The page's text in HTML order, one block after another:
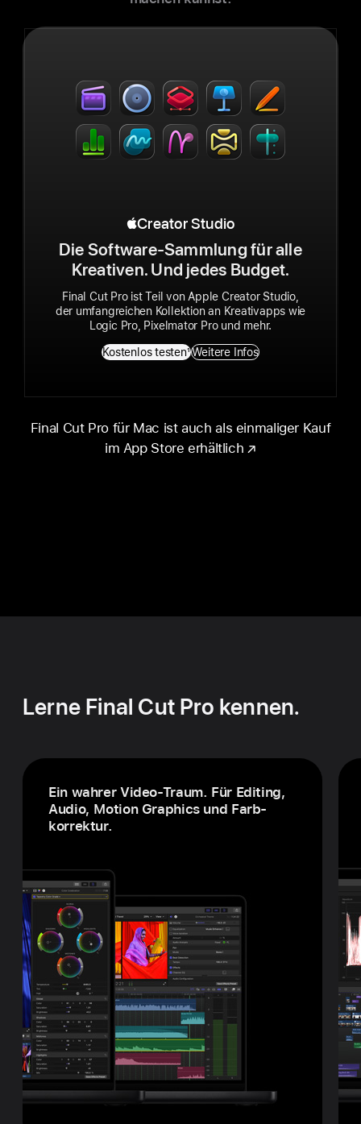
Apple Creator Studio
Creator Studio
Die Soft­ware-Sammlung für alle
Kreativen. Und jedes Budget.
Final Cut Pro ist Teil von Apple Creator Studio,
der umfang­reichen Kollektion an Kreativapps wie
Logic Pro, Pixelmator Pro und mehr.
Kostenlos testen1Weitere Infos
Final Cut Pro für Mac ist auch als einmaliger Kauf
im App Store erhält­lich
Lerne Final Cut Pro kennen.
Ein wahrer Video-Traum. Für Editing,
Audio, Motion Graphics und Farb­
korrektur.